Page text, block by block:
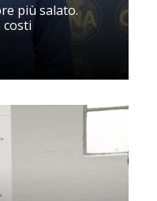
più salato.
costi